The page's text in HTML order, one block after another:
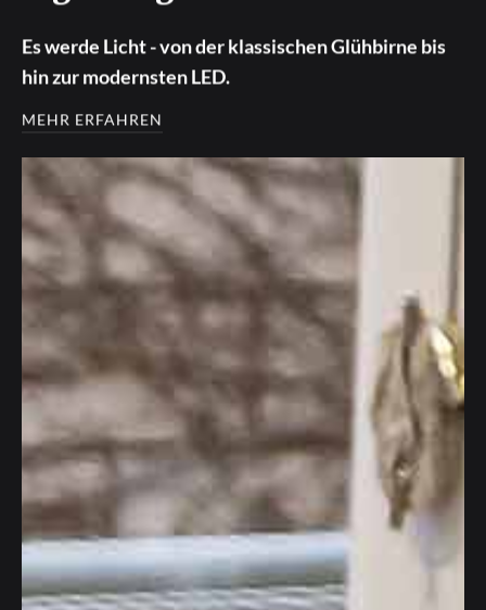
Es werde Licht - von der klassischen Glühbirne bis
hin zur modernsten LED.
MEHR ERFAHREN